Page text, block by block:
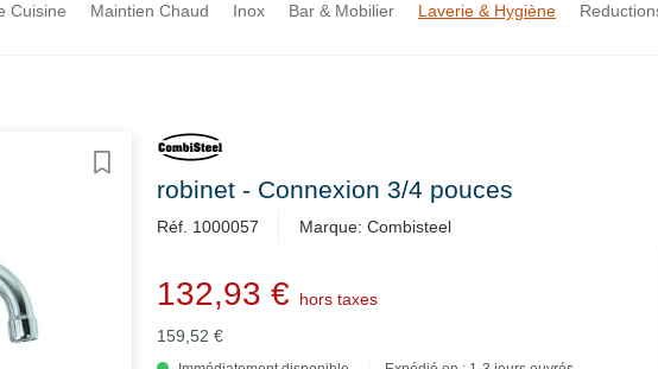
Cuisine Maintien Chaud Inox Bar & Mobilier Laverie & Hygiène
robinet - Connexion 3/4 pouces
Réf. 1000057 Marque: Combisteel
132,93 €
hors taxes
159,52 €